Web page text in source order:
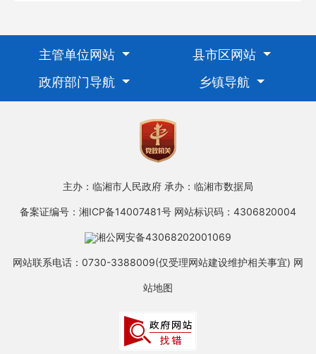
主管单位网站
县市区网站
政府部门导航
乡镇导航
主办：临湘市人民政府 承办：临湘市数据局
备案证编号：湘ICP备14007481号 网站标识码：4306820004
湘公网安备43068202001069
网站联系电话：0730-3388009(仅受理网站建设维护相关事宜) 网
站地图